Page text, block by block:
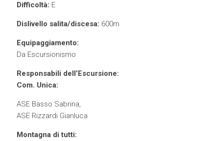
Difficoltà: E
Dislivello salita/discesa: 600m
Equipaggiamento:
Da Escursionismo
Responsabili dell’Escursione:
Com. Unica:
ASE Basso Sabrina,
ASE Rizzardi Gianluca
Montagna di tutti: